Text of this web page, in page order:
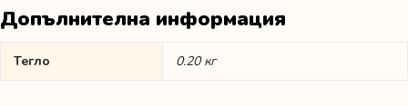
Допълнителна информация
Тегло 0.20 кг